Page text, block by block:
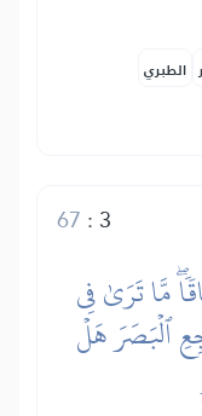
الطبري
3
:
67
مَّا تَرَىٰ فِي
ٱلۡبَصَرَ هَلۡ